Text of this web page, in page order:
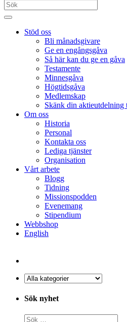
Stöd oss
Bli månadsgivare
Ge en engångsgåva
Så här kan du ge en gåva
Testamente
Minnesgåva
Högtidsgåva
Medlemskap
Skänk din
Om oss
Historia
Personal
Kontakta oss
Lediga tjänster
Organisation
Vårt arbete
Blogg
Tidning
Missionspodden
Evenemang
Stipendium
Webbshop
English
Sök nyhet